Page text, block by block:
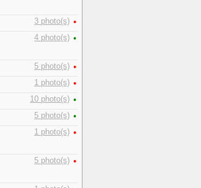
3 photo(s) •
4 photo(s) •
5 photo(s) •
1 photo(s) •
10 photo(s) •
5 photo(s) •
1 photo(s) •
5 photo(s) •